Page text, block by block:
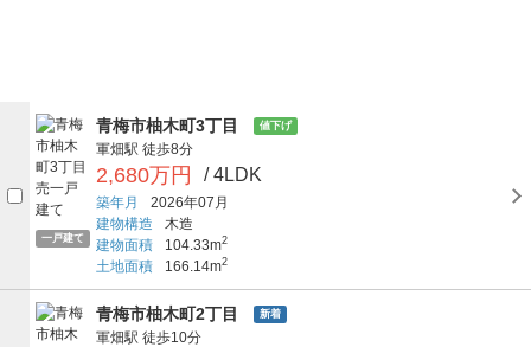
一戸建て
青梅市柚木町3丁目 値下げ
軍畑駅 徒歩8分
2,680万円 / 4LDK
築年月
2026年07月
建物構造
木造
建物面積
104.33m2
土地面積 166.14m2
青梅市柚木町2丁目 新着
軍畑駅 徒歩10分